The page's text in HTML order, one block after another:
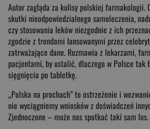
Autor zagląda za kulisy polskiej farmakologii.
skutki nieodpowiedzialnego samoleczenia,
czy stosowania leków niezgodnie z ich
zgodzie z trendami lansowanymi przez
zatrważające dane. Rozmawia z lekarzami,
pacjentami, by ustalić, dlaczego w Polsce tak
sięgnięcia po tabletkę.
„Polska na prochach” to ostrzeżenie i
nie wyciągniemy wniosków z doświadczeń
Zjednoczone – może nas spotkać taki sam los.